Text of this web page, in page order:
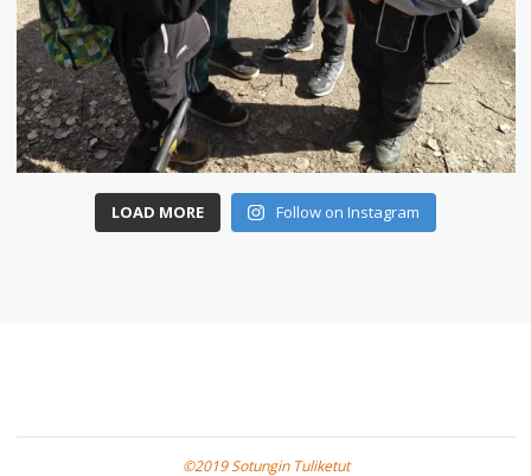
LOAD MORE Follow on Instagram
©2019 Sotungin Tuliketut